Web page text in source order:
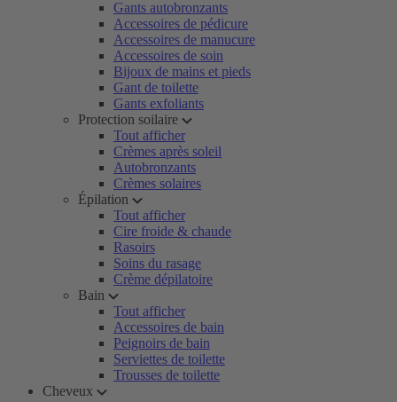
Gants autobronzants
Accessoires de pédicure
Accessoires de manucure
Accessoires de soin
Bijoux de mains et pieds
Gant de toilette
Gants exfoliants
Protection soilaire
Tout afficher
Crèmes après soleil
Autobronzants
Crèmes solaires
Épilation
Tout afficher
Cire froide & chaude
Rasoirs
Soins du rasage
Crème dépilatoire
Bain
Tout afficher
Accessoires de bain
Peignoirs de bain
Serviettes de toilette
Trousses de toilette
Cheveux